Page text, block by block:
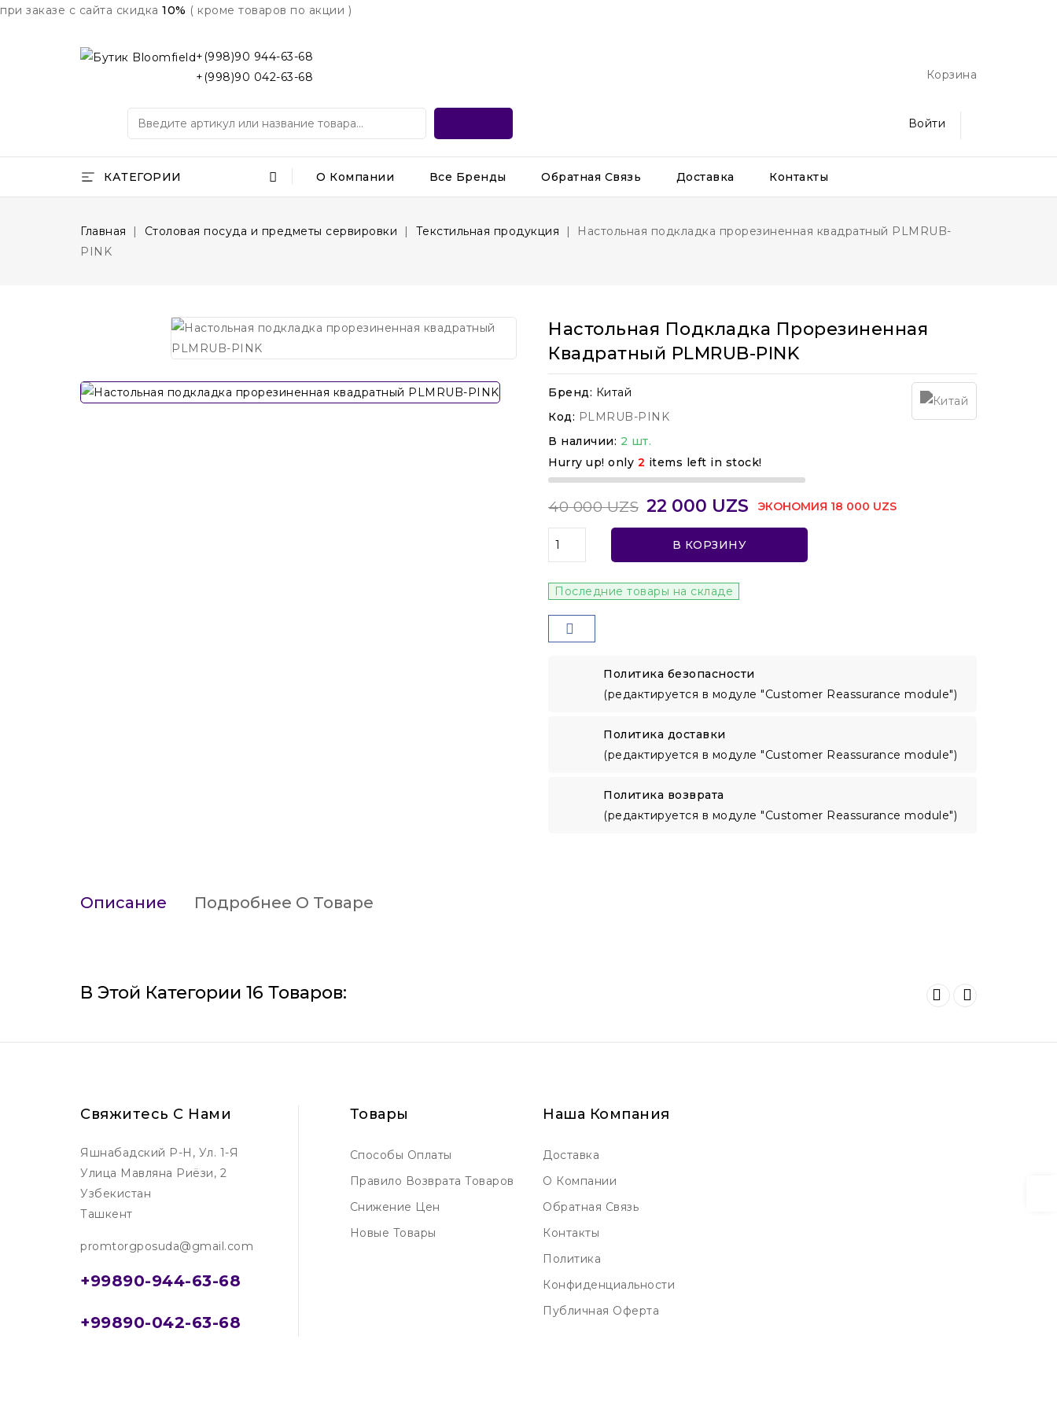
при заказе с сайта скидка 10% ( кроме товаров по акции )
Корзина
+(998)90 944-63-68
+(998)90 042-63-68
Войти
КАТЕГОРИИ О Компании Все Бренды Обратная Связь Доставка Контакты
Главная Столовая посуда и предметы сервировки Текстильная продукция
Настольная подкладка прорезиненная квадратный PLMRUB-
PINK
Настольная Подкладка Прорезиненная
Квадратный PLMRUB-PINK
Бренд: Китай
Код: PLMRUB-PINK
В наличии: 2 шт.
Hurry up! only 2 items left in stock!
40 000 UZS 22 000 UZS ЭКОНОМИЯ 18 000 UZS
В КОРЗИНУ
Последние товары на складе
Политика безопасности
(редактируется в модуле "Customer Reassurance module")
Политика доставки
(редактируется в модуле "Customer Reassurance module")
Политика возврата
(редактируется в модуле "Customer Reassurance module")
Описание Подробнее О Товаре
В Этой Категории 16 Товаров:
Свяжитесь С Нами
Яшнабадский Р-Н, Ул. 1-Я
Улица Мавляна Риёзи, 2
Узбекистан
Ташкент
promtorgposuda@gmail.com
+99890-944-63-68
+99890-042-63-68
Товары
Способы Оплаты
Правило Возврата Товаров
Снижение Цен
Новые Товары
Наша Компания
Доставка
О Компании
Обратная Связь
Контакты
Политика
Конфиденциальности
Публичная Оферта